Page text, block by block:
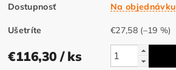
Dostupnosť Na objednávku
Ušetríte €27,58 (–19 %)
€116,30/ ks